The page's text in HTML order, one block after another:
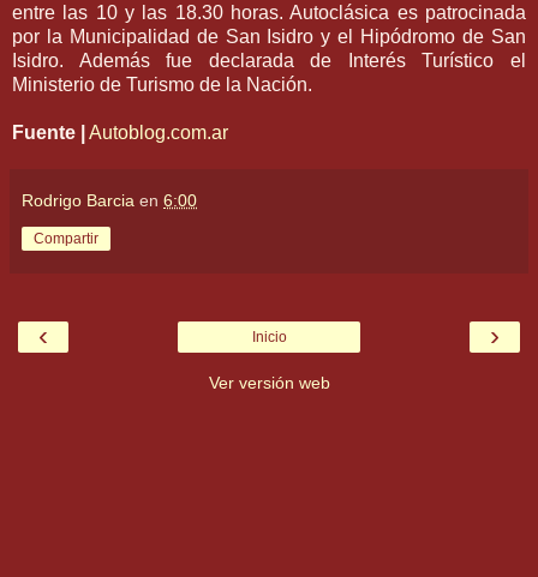
entre las 10 y las 18.30 horas. Autoclásica es patrocinada
por la Municipalidad de San Isidro y el Hipódromo de San
Isidro. Además fue declarada de Interés Turístico el
Ministerio de Turismo de la Nación.
Fuente | Autoblog.com.ar
Rodrigo Barcia en 6:00
Compartir
‹ ›
Inicio
Ver versión web